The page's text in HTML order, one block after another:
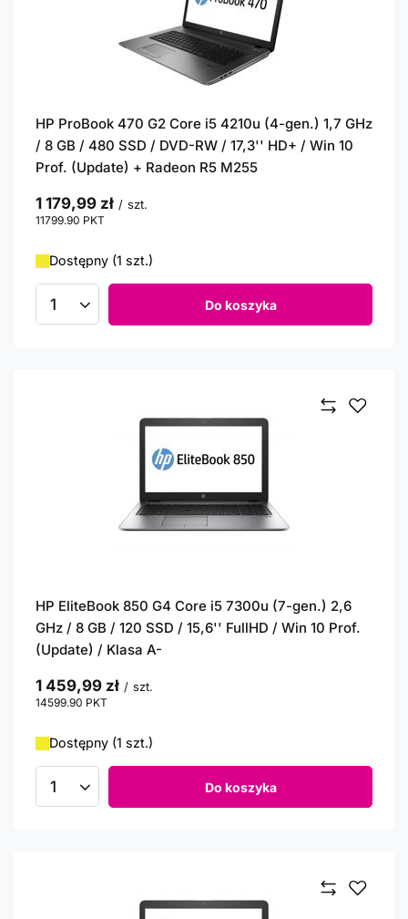
HP ProBook 470 G2 Core i5 4210u (4-gen.) 1,7 GHz
/ 8 GB / 480 SSD / DVD-RW / 17,3'' HD+ / Win 10
Prof. (Update) + Radeon R5 M255
1 179,99 zł / szt.
11799.90 PKT
Dostępny (1 szt.)
Ilość produktów Do koszyka
HP EliteBook 850 G4 Core i5 7300u (7-gen.) 2,6
GHz / 8 GB / 120 SSD / 15,6'' FullHD / Win 10 Prof.
(Update) / Klasa A-
1 459,99 zł / szt.
14599.90 PKT
Dostępny (1 szt.)
Ilość produktów Do koszyka